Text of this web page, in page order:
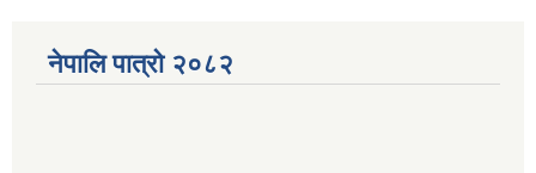
नेपालि पात्रो २०८२